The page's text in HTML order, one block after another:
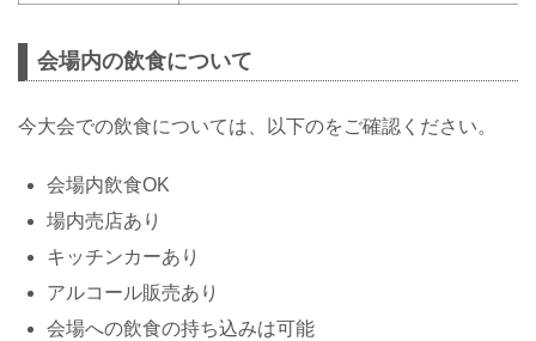
会場内の飲食について
今大会での飲食については、以下のをご確認ください。
会場内飲食OK
場内売店あり
キッチンカーあり
アルコール販売あり
会場への飲食の持ち込みは可能